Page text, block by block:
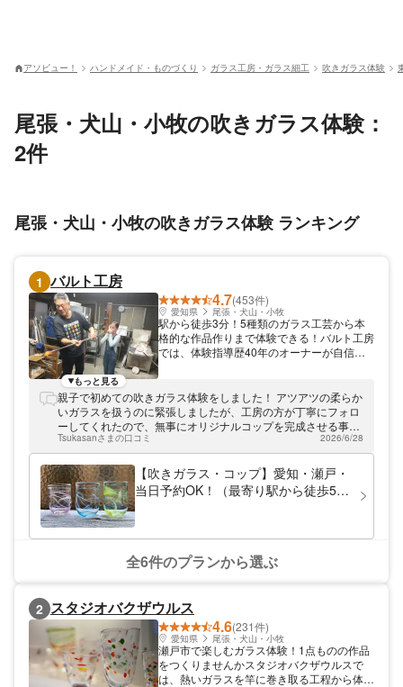
アソビュー！ ハンドメイド・ものづくり ガラス工房・ガラス細工 吹きガラス体験
尾張・犬山・小牧の吹きガラス体験：
2件
尾張・犬山・小牧の吹きガラス体験 ランキング
1 バルト工房
4.7(453件)
愛知県 尾張・犬山・小牧
駅から徒歩3分！5種類のガラス工芸から本
格的な作品作りまで体験できる！バルト工房
では、体験指導歴40年のオーナーが自信を
工程の7割をご自身でお作りいただけるので
達成感が味わえます！ また、一般の方が踏
み込めない作家領域の本格的なコースもご用
意しております。 普段使いできる作品や、
お友達・家族などへのプレゼントにもおすす
め！ 各プランをご覧いただき、世界で一つ
だけの作品作りに挑戦してみましょう。 当
日も人数に空きがある限り、ご予約を受け付
もっと見る
親子で初めての吹きガラス体験をしました！ アツアツの柔らか
いガラスを扱うのに緊張しましたが、工房の方が丁寧にフォロ
ーしてくれたので、無事にオリジナルコップを完成させる事が
できました♪ 使うのが楽しみです。
Tsukasanさまの口コミ 2026/6/28
【吹きガラス・コップ】愛知・瀬戸・
当日予約OK！（最寄り駅から徒歩5
全6件のプランから選ぶ
2 スタジオバクザウルス
4.6(231件)
愛知県 尾張・犬山・小牧
瀬戸市で楽しむガラス体験！1点ものの作品
をつくりませんかスタジオバクザウルスで
は、熱いガラスを竿に巻き取る工程から体験